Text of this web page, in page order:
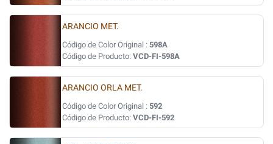
ARANCIO MET.
Código de Color Original : 598A
Código de Producto: VCD-FI-598A
ARANCIO ORLA MET.
Código de Color Original : 592
Código de Producto: VCD-FI-592